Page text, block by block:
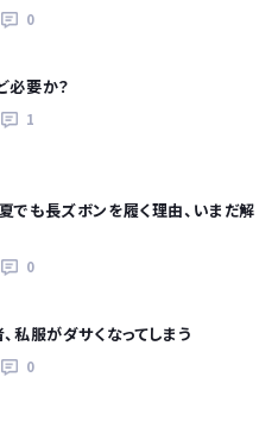
0
必要か？
1
でも長ズボンを履く理由、いまだ解
0
私服がダサくなってしまう
0